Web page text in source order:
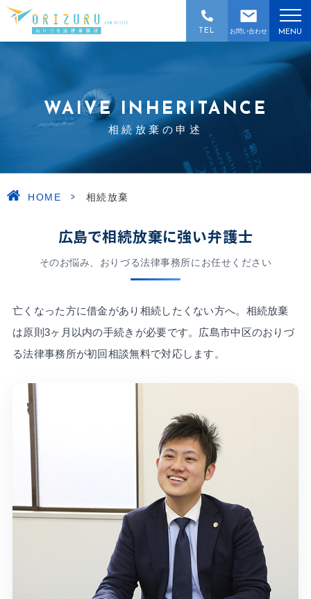
お問い合わせ
TEL MENU
WAIVE INHERITANCE
相続放棄の申述
HOME > 相続放棄
広島で相続放棄に強い弁護士
そのお悩み、おりづる法律事務所にお任せください
亡くなった方に借金があり相続したくない方へ。相続放棄
は原則3ヶ月以内の手続きが必要です。広島市中区のおりづ
る法律事務所が初回相談無料で対応します。